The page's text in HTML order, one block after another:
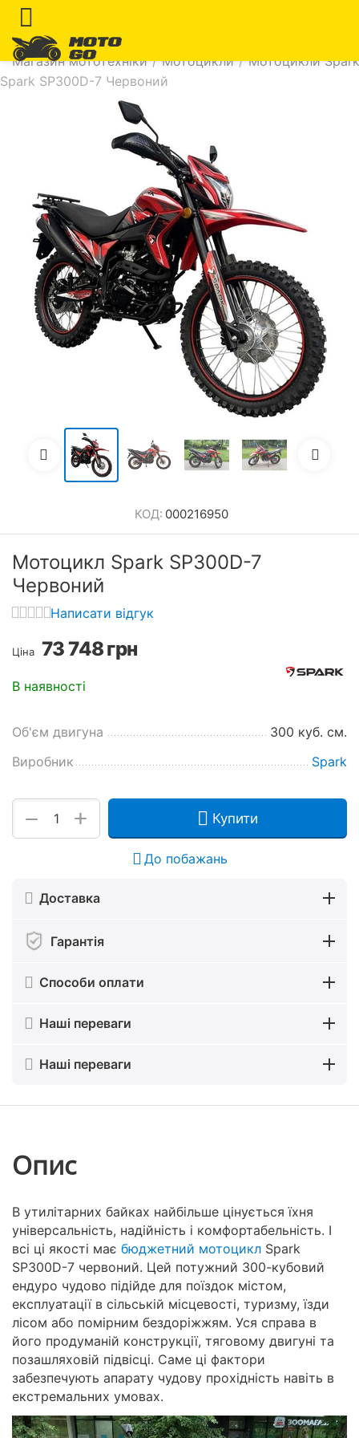
Магазин мототехніки / Мотоцикли / Мотоцикли Spark
Spark SP300D-7 Червоний
КОД: 000216950
Мотоцикл Spark SP300D-7
Червоний
Написати відгук
Ціна 73 748грн
В наявності
Об'єм двигуна
300 куб. см.
Виробник
Spark
+
− Купити
До побажань
Доставка
Гарантія
Способи оплати
Наші переваги
Наші переваги
Опис
В утилітарних байках найбільше цінується їхня
універсальність, надійність і комфортабельність. І
всі ці якості має бюджетний мотоцикл Spark
SP300D-7 червоний. Цей потужний 300-кубовий
ендуро чудово підійде для поїздок містом,
експлуатації в сільській місцевості, туризму, їзди
лісом або помірним бездоріжжям. Уся справа в
його продуманій конструкції, тяговому двигуні та
позашляховій підвісці. Саме ці фактори
забезпечують апарату чудову прохідність навіть в
екстремальних умовах.